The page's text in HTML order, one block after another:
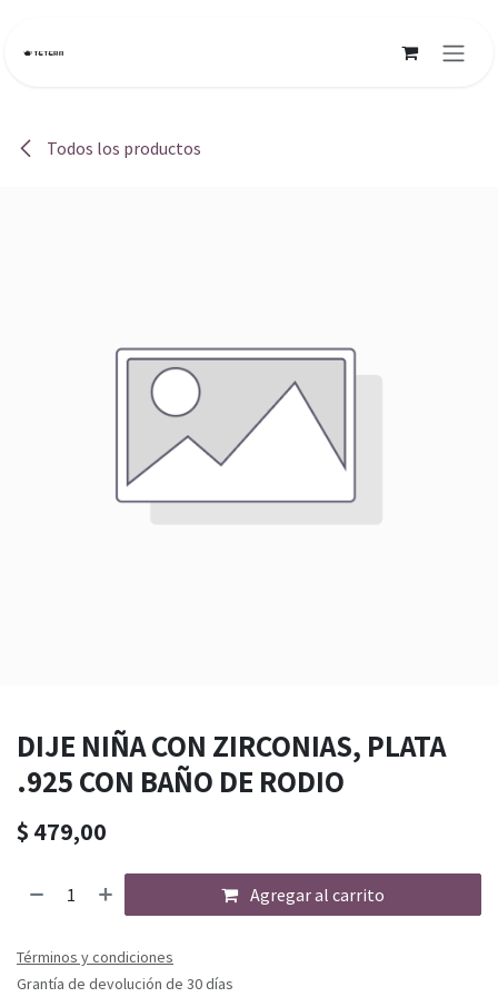
Todos los productos
DIJE NIÑA CON ZIRCONIAS, PLATA
.925 CON BAÑO DE RODIO
$ 479,00
Agregar al carrito
Términos y condiciones
Grantía de devolución de 30 días